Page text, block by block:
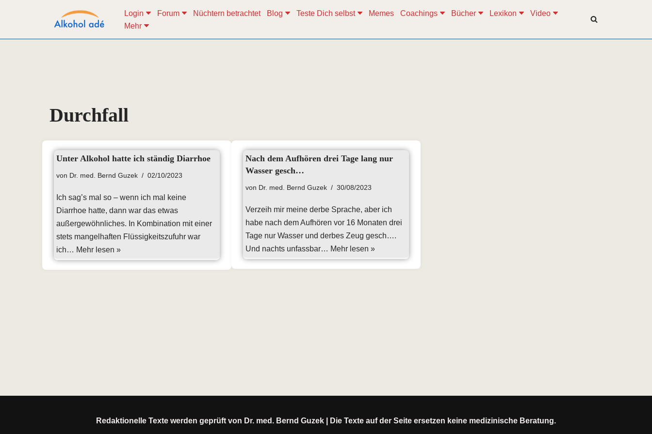
Inhalt
Login Forum Nüchtern betrachtet Blog Teste Dich selbst Memes Coachings Bücher Lexikon
Video
Mehr
Durchfall
Unter Alkohol hatte ich ständig Diarrhoe
von Dr. med. Bernd Guzek 02/10/2023
Ich sag’s mal so – wenn ich mal keine
Diarrhoe hatte, dann war das etwas
außergewöhnliches. In Kombination mit einer
stets mangelhaften Flüssigkeitszufuhr war
ich… Mehr lesen »
Nach dem Aufhören drei Tage lang nur
Wasser gesch…
von Dr. med. Bernd Guzek 30/08/2023
Verzeih mir meine derbe Sprache, aber ich
habe nach dem Aufhören vor 16 Monaten drei
Tage nur Wasser und derbes Zeug gesch….
Und nachts unfassbar… Mehr lesen »
Redaktionelle Texte werden geprüft von Dr. med. Bernd Guzek | Die Texte auf der Seite ersetzen keine medizinische Beratung.